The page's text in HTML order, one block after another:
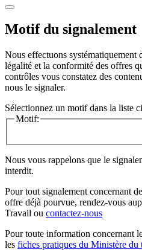
Motif du signalement
Nous effectuons systématiquement
légalité et la conformité des offres
contrôles vous constatez des
nous le signaler.
Sélectionnez un motif dans la liste
Motif:
Nous vous rappelons que le
interdit.
Pour tout signalement concernant
offre déjà pourvue, rendez-vous
Travail ou contactez-nous
Pour toute information concernant
les fiches pratiques du Ministère du